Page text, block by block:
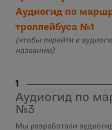
Аудиогид по
троллейбуса №1
(чтобы перейти к
названию)
1
Аудиогид по
№3
Мы разработали